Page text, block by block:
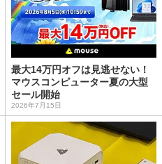
最大14万円オフは見逃せない！
マウスコンピューター夏の大型
セール開始
2026年7月15日